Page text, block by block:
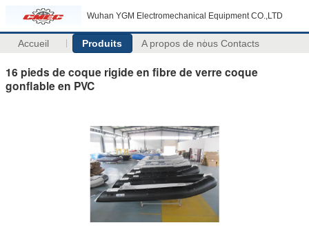
Wuhan YGM Electromechanical Equipment CO.,LTD
Accueil Produits A propos de nous Contacts
16 pieds de coque rigide en fibre de verre coque
gonflable en PVC